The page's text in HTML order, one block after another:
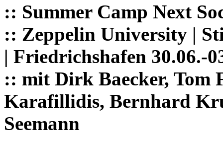
:: Summer Camp Next
:: Zeppelin University |
| Friedrichshafen 30.06.-
:: mit Dirk Baecker, Tom
Karafillidis, Bernhard
Seemann